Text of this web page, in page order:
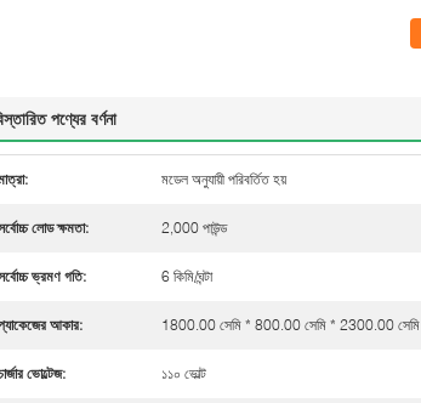
পণ্যের বর্ণনা
মডেল অনুযায়ী পরিবর্তিত হয়
লোড ক্ষমতা: 2,000 পাউন্ড
ভ্রমণ গতি: 6 কিমি/ঘন্টা
আকার: 1800.00 সেমি * 800.00 সেমি * 2300.00 সেমি
ভোল্টেজ: ১১০ ভোল্ট